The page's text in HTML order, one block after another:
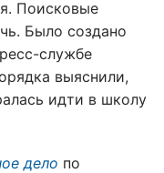
Поисковые
Было создано
службе
выяснили,
идти в школу
дело по